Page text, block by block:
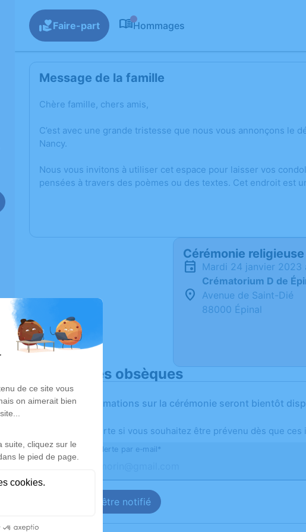
Faire-part Hommages
Message de la famille
Chère famille, chers amis,
C’est avec une grande tristesse que nous vous annonçons le
Nancy.
Nous vous invitons à utiliser cet espace pour laisser vos
pensées à travers des poèmes ou des textes. Cet endroit est
Cérémonie religieuse
mardi 24 janvier 2023
Crématorium D de
Avenue de Saint-Dié
88000 Épinal
Déroulé des obsèques
Les informations sur la cérémonie seront bientôt
Activez une alerte si vous souhaitez être prévenu dès que
Recevoir une alerte par e-mail*
Je veux être notifié